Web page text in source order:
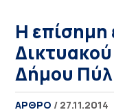
H επίσημη
Δήμου
ΑΡΘΡΟ / 27.11.2014